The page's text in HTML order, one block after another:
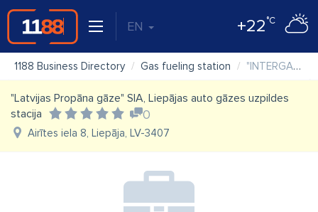
EN +22°C
1188 Business Directory Gas fueling station "INTERGAZ" SIA
"Latvijas Propāna gāze" SIA, Liepājas auto gāzes uzpildes
stacija
0
Airītes iela 8, Liepāja, LV-3407